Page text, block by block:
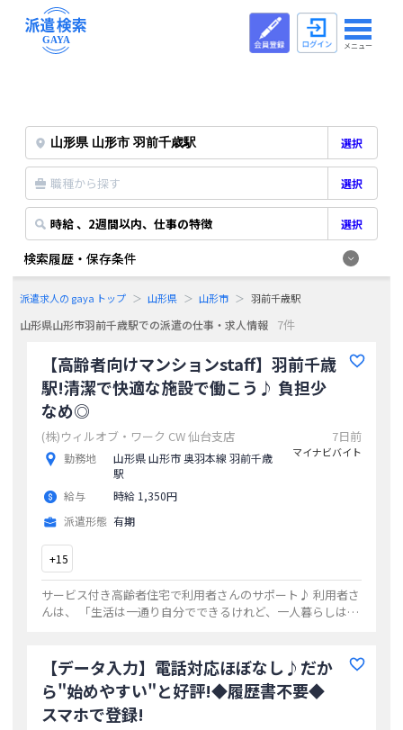
メニュー
選択
職種から探す 選択
時給 、2週間以内、仕事の特徴 選択
検索履歴・保存条件
派遣求人の gaya トップ 山形県 山形市 羽前千歳駅
山形県山形市羽前千歳駅での派遣の仕事・求人情報 7件
【高齢者向けマンションstaff】羽前千歳
駅!清潔で快適な施設で働こう♪ 負担少
なめ◎
(株)ウィルオブ・ワーク CW 仙台支店
勤務地
山形県 山形市 奥羽本線 羽前千歳
駅
給与
時給 1,350円
派遣形態 有期
7日前
マイナビバイト
+15
サービス付き高齢者住宅で利用者さんのサポート♪ 利用者さ
んは、 「生活は一通り自分でできるけれど、一人暮らしは不
【データ入力】電話対応ほぼなし♪だか
ら"始めやすい"と好評!◆履歴書不要◆
スマホで登録!